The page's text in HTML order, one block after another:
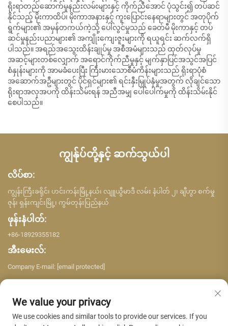
ရိုးရာတည်ဆောက်မှုနည်းလမ်းများနှင့် ကိုက်ညီအောင် ပုံသွင်း၍ တပ်ဆင်
နိုင်သည့် မိုးကာထိပ်၊ မိုးကာအနားနှင့် ကူးပြောင်းနေရာများတွင် အတုပိုက်
ရွက်များ၏ အမှန်တကယ်ကဲ့သို့ ပေါ်လွင်မှုသည် ခေတ်မီ မိုးကာနှင့် တပ်
ဆင်မှုနည်းပညာများ၏ အကျိုးကျေးဇူးများကို ရယူရင်း ဆက်လက်ရှိ
ပါသည်။ အရည်အသွေးထိန်းချုပ်မှု အစီအမံများသည် ထုတ်လုပ်မှု
အဆင့်များတစ်လျှောက် အရောင်ကိုက်ညီမှုနှင့် မျက်နှာပြင်အသွင်အပြင်
စံနှုန်းများကို အာမခံပေးပြီး ကြီးမားသောစီမံကိန်းများသည် ရိုးရာပုံစံ
အဆောက်အဦများတွင် ပိုင်ရှင်များ၏ ရင်းနှီးမြှုပ်နှံမှုအတွက် လိုချင်သော
ရိုးရာအလှအပကို ထိန်းသိမ်းရန် အညီအမျှ ပေါ်ပေါက်မှုကို ထိန်းသိမ်းနိုင်
စေပါသည်။
ကျွန်ုပ်တို့နှင့် ဆက်သွယ်ပါ
လိပ်စာ:
ကျွန်းကြီးခရိုင်၊ ဟင်းကန်းမြို့နယ်၊ လျူယွီမာဒီ လမ်း နံပါတ် ၂၊ ချီဟွာ စက်မှု
ဇုန်၊ ရှန်းကျင်းမြို့၊ ကွမ်တုန်းပြည်နယ်
ဖုန်းနံပါတ်:
+86-18929355182
အီးမေးလ်:
Company E-mail: [email protected]
We value your privacy
We use cookies and similar tools to provide our services. If you